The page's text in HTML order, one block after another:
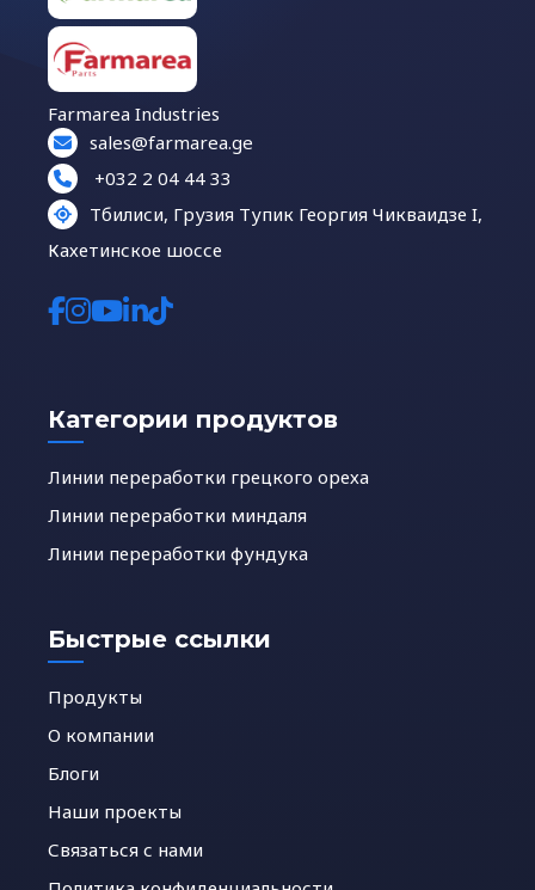
Farmarea Industries
sales@farmarea.ge
+032 2 04 44 33
Тбилиси, Грузия Тупик Георгия Чикваидзе I,
Кахетинское шоссе
Категории продуктов
Линии переработки грецкого ореха
Линии переработки миндаля
Линии переработки фундука
Быстрые ссылки
Продукты
О компании
Блоги
Наши проекты
Связаться с нами